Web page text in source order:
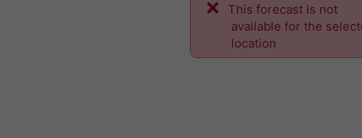
This forecast is not
available for the
location